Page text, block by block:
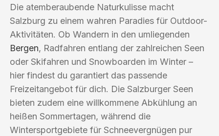
Die atemberaubende Naturkulisse macht
Salzburg zu einem wahren Paradies für Outdoor-
Aktivitäten. Ob Wandern in den umliegenden
Bergen, Radfahren entlang der zahlreichen Seen
oder Skifahren und Snowboarden im Winter –
hier findest du garantiert das passende
Freizeitangebot für dich. Die Salzburger Seen
bieten zudem eine willkommene Abkühlung an
heißen Sommertagen, während die
Wintersportgebiete für Schneevergnügen pur